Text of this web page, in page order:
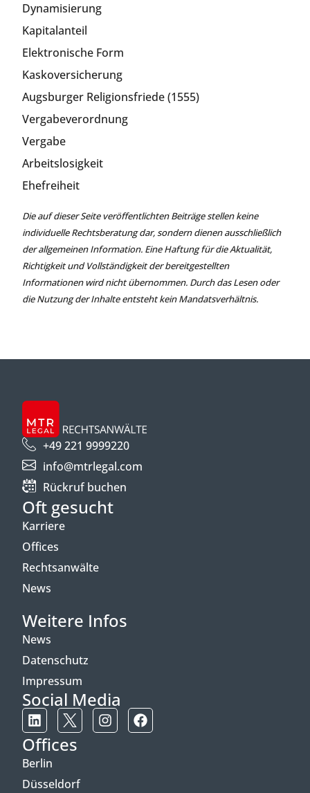
Dynamisierung
Kapitalanteil
Elektronische Form
Kaskoversicherung
Augsburger Religionsfriede (1555)
Vergabeverordnung
Vergabe
Arbeitslosigkeit
Ehefreiheit
Die auf dieser Seite veröffentlichten Beiträge stellen keine
individuelle Rechtsberatung dar, sondern dienen ausschließlich
der allgemeinen Information. Eine Haftung für die Aktualität,
Richtigkeit und Vollständigkeit der bereitgestellten
Informationen wird nicht übernommen. Durch das Lesen oder
die Nutzung der Inhalte entsteht kein Mandatsverhältnis.
+49 221 9999220
info@mtrlegal.com
Rückruf buchen
Oft gesucht
Karriere
Offices
Rechtsanwälte
News
Weitere Infos
News
Datenschutz
Impressum
Social Media
Offices
Berlin
Düsseldorf